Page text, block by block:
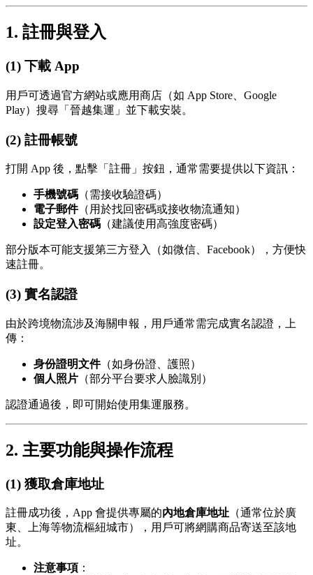
1. 註冊與登入
(1) 下載 App
用戶可透過官方網站或應用商店（如 App Store、Google
Play）搜尋「晉越集運」並下載安裝。
(2) 註冊帳號
打開 App 後，點擊「註冊」按鈕，通常需要提供以下資訊：
手機號碼 （需接收驗證碼）
電子郵件（用於找回密碼或接收物流通知）
設定登入密碼 （建議使用高強度密碼）
部分版本可能支援第三方登入（如微信、Facebook），方便快
速註冊。
(3) 實名認證
由於跨境物流涉及海關申報，用戶通常需完成實名認證，上
傳：
身份證明文件（如身份證、護照）
個人照片 （部分平台要求人臉識別）
認證通過後，即可開始使用集運服務。
2. 主要功能與操作流程
(1) 獲取倉庫地址
註冊成功後，App 會提供專屬的內地倉庫地址 （通常位於廣
東、上海等物流樞紐城市），用戶可將網購商品寄送至該地
址。
注意事項 ：